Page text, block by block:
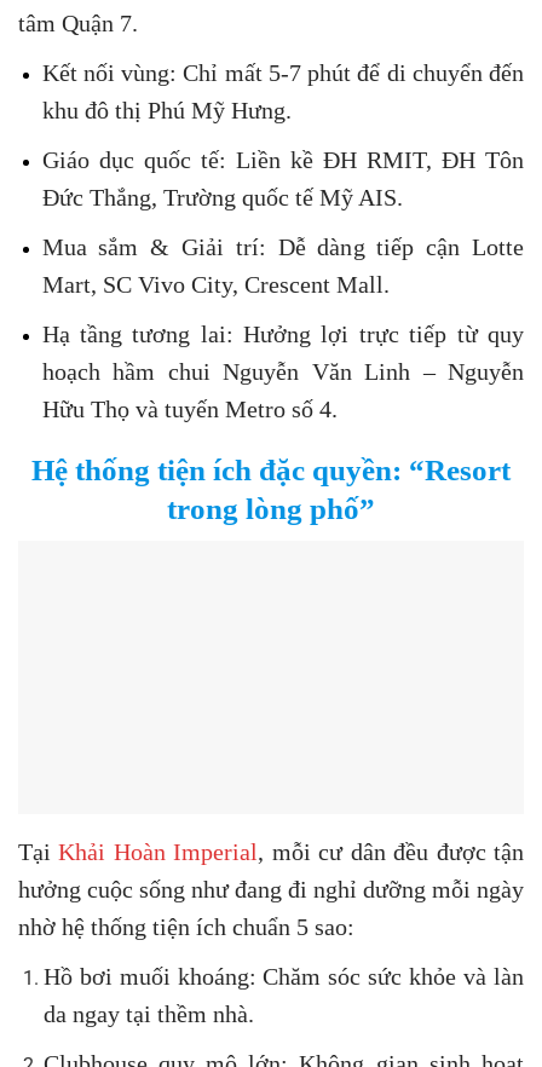
tâm Quận 7.
Kết nối vùng: Chỉ mất 5-7 phút để di chuyển đến
khu đô thị Phú Mỹ Hưng.
Giáo dục quốc tế: Liền kề ĐH RMIT, ĐH Tôn
Đức Thắng, Trường quốc tế Mỹ AIS.
Mua sắm & Giải trí: Dễ dàng tiếp cận Lotte
Mart, SC Vivo City, Crescent Mall.
Hạ tầng tương lai: Hưởng lợi trực tiếp từ quy
hoạch hầm chui Nguyễn Văn Linh – Nguyễn
Hữu Thọ và tuyến Metro số 4.
Hệ thống tiện ích đặc quyền: “Resort
trong lòng phố”
TạiKhải Hoàn Imperial, mỗi cư dân đều được tận
hưởng cuộc sống như đang đi nghỉ dưỡng mỗi ngày
nhờ hệ thống tiện ích chuẩn 5 sao:
Hồ bơi muối khoáng: Chăm sóc sức khỏe và làn
da ngay tại thềm nhà.